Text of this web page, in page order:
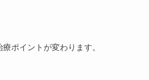
ポイントが変わります。